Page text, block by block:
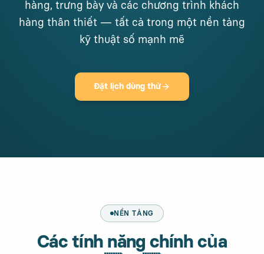
hàng, trưng bày và các chương trình khách
hàng thân thiết — tất cả trong một nền tảng
kỹ thuật số mạnh mẽ
Đặt lịch dùng thử
NỀN TẢNG
Các tính năng chính của